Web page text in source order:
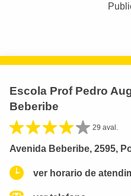
Escola Prof Pedro
Beberibe
29 aval.
Avenida Beberibe, 2595,
ver horario de